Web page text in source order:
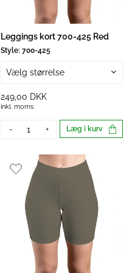
Leggings kort 700-425 Red
Style: 700-425
Vælg størrelse
249,00 DKK
inkl. moms
- + Læg i kurv